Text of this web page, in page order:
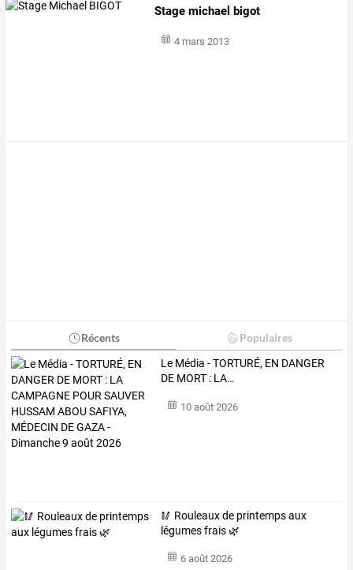
Stage michael bigot
4 mars 2013
Récents Populaires
Le Média -TORTURÉ, EN DANGER
DE MORT : LA…
10 août 2026
🥢 Rouleaux de printemps aux
légumes frais 🌿
6 août 2026